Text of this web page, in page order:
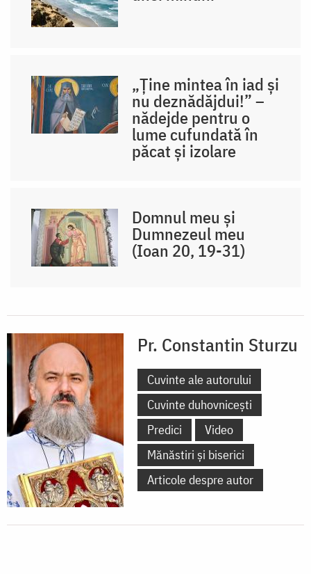
„Ține mintea în iad și
nu deznădăjdui!” –
nădejde pentru o
lume cufundată în
păcat și izolare
Domnul meu și
Dumnezeul meu
(Ioan 20, 19-31)
Pr. Constantin Sturzu
Cuvinte ale autorului
Cuvinte duhovnicești
Predici
Video
Mănăstiri și biserici
Articole despre autor